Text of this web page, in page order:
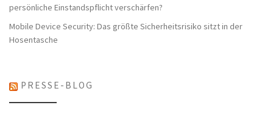
persönliche Einstandspflicht verschärfen?
Mobile Device Security: Das größte Sicherheitsrisiko sitzt in der
Hosentasche
PRESSE-BLOG